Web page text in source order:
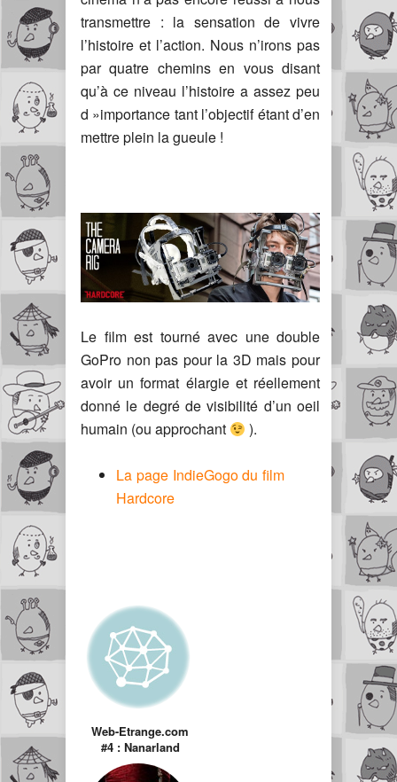
transmettre : la sensation de vivre
l’histoire et l’action. Nous n’irons pas
par quatre chemins en vous disant
qu’à ce niveau l’histoire a assez peu
d »importance tant l’objectif étant d’en
mettre plein la gueule !
Le film est tourné avec une double
GoPro non pas pour la 3D mais pour
avoir un format élargie et réellement
donné le degré de visibilité d’un oeil
humain (ou approchant
).
La page IndieGogo du film
Hardcore
Web-Etrange.com
#4 : Nanarland